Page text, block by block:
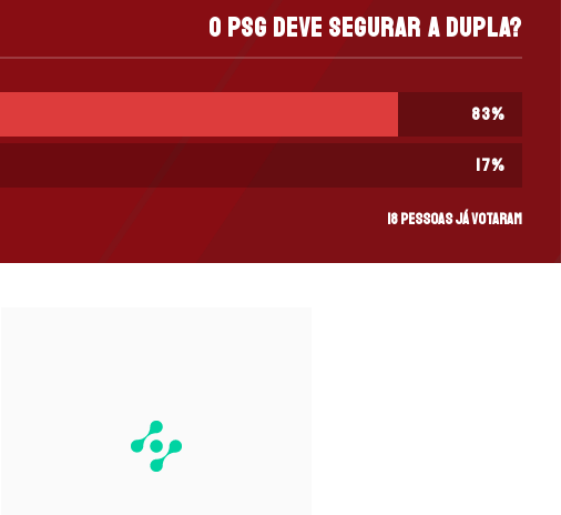
O PSG deve segurar a dupla?
83%
17%
18 pessoas já votaram